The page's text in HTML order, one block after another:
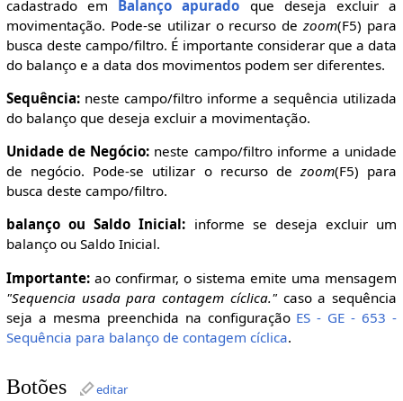
cadastrado em Balanço apurado que deseja excluir a
movimentação. Pode-se utilizar o recurso dezoom(F5) para
busca deste campo/filtro. É importante considerar que a data
do balanço e a data dos movimentos podem ser diferentes.
Sequência:neste campo/filtro informe a sequência utilizada
do balanço que deseja excluir a movimentação.
Unidade de Negócio: neste campo/filtro informe a unidade
de negócio. Pode-se utilizar o recurso dezoom(F5) para
busca deste campo/filtro.
balanço ou Saldo Inicial: informe se deseja excluir um
balanço ou Saldo Inicial.
Importante:ao confirmar, o sistema emite uma mensagem
"Sequencia usada para contagem cíclica."caso a sequência
seja a mesma preenchida na configuração ES - GE - 653 -
Sequência para balanço de contagem cíclica.
Botões editar